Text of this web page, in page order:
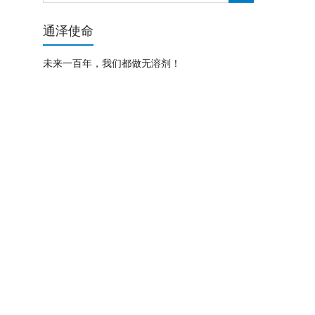
通泽使命
未来一百年，我们都做无溶剂！